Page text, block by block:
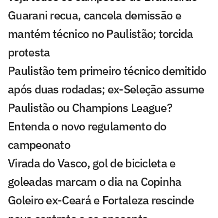
Guarani recua, cancela demissão e
mantém técnico no Paulistão; torcida
protesta
Paulistão tem primeiro técnico demitido
após duas rodadas; ex-Seleção assume
Paulistão ou Champions League?
Entenda o novo regulamento do
campeonato
Virada do Vasco, gol de bicicleta e
goleadas marcam o dia na Copinha
Goleiro ex-Ceará e Fortaleza rescinde